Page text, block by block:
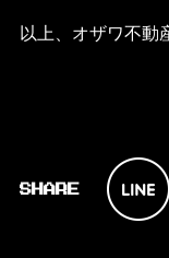
以上、オザワ不動